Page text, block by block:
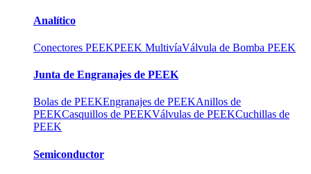
Analítico
Conectores PEEKPEEK MultivíaVálvula de Bomba PEEK
Junta de Engranajes de PEEK
Bolas de PEEKEngranajes de PEEKAnillos de
PEEKCasquillos de PEEKVálvulas de PEEKCuchillas de
PEEK
Semiconductor